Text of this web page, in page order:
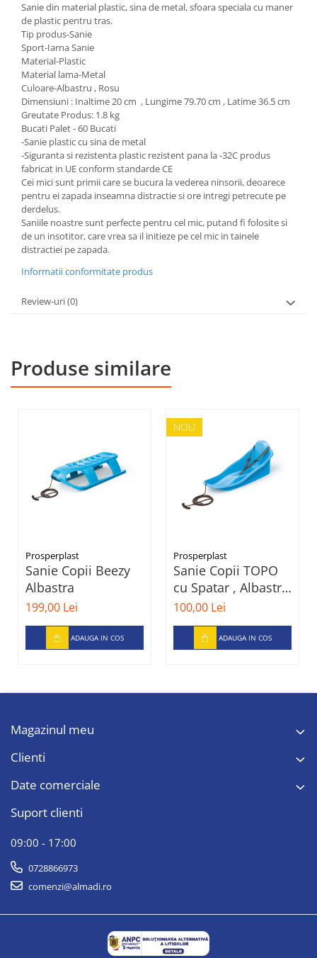
Sanie din material plastic, sina de metal, sfoara speciala cu maner
de plastic pentru tras.
Tip produs-Sanie
Sport-Iarna Sanie
Material-Plastic
Material lama-Metal
Culoare-Albastru , Rosu
Dimensiuni : Inaltime 20 cm , Lungime 79.70 cm , Latime 36.5 cm
Greutate Produs: 1.8 kg
Bucati Palet - 60 Bucati
-Sanie plastic cu sina de metal
-Siguranta si rezistenta plastic rezistent pana la -32C produs
fabricat in UE conform standarde CE
Cei mici sunt primii care se bucura la vederea ninsorii, deoarece
pentru ei zapada inseamna distractie si ore intregi petrecute pe
derdelus.
Saniile noastre sunt perfecte pentru cel mic, putand fi folosite si
de un insotitor, care vrea sa il initieze pe cel mic in tainele
distractiei pe zapada.
Informatii conformitate produs
Review-uri(0)
Produse similare
Prosperplast
Sanie Copii Beezy
Albastra
199,00 Lei
ADAUGA IN COS
NOU
Prosperplast
Sanie Copii TOPO
cu Spatar , Albastru
, Polonia
100,00 Lei
ADAUGA IN COS
Magazinul meu
Clienti
Date comerciale
Suport clienti
09:00 - 17:00
0728866973
comenzi@almadi.ro